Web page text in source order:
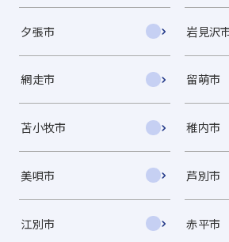
夕張市 岩見沢
網走市 留萌市
苫小牧市 稚内市
美唄市 芦別市
江別市 赤平市